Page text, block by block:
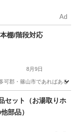
Ad
棚/階段対応
8月9日
郡・篠山市であればあ
セット（お湯取りホ
部品）